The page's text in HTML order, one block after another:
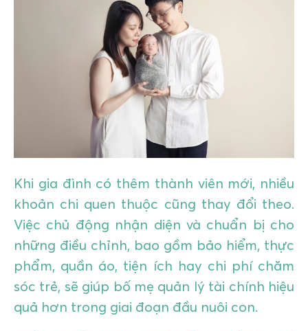
QUÀ TẶNG & SỰ KIỆN
Khi gia đình có thêm thành viên mới, nhiều
khoản chi quen thuộc cũng thay đổi theo.
Việc chủ động nhận diện và chuẩn bị cho
những điều chỉnh, bao gồm bảo hiểm, thực
phẩm, quần áo, tiện ích hay chi phí chăm
sóc trẻ, sẽ giúp bố mẹ quản lý tài chính hiệu
quả hơn trong giai đoạn đầu nuôi con.